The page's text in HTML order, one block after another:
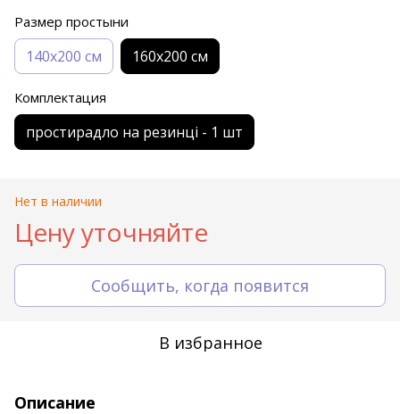
Размер простыни
140х200 см 160х200 см
Комплектация
простирадло на резинці - 1 шт
Нет в наличии
Цену уточняйте
Сообщить, когда появится
В избранное
Описание